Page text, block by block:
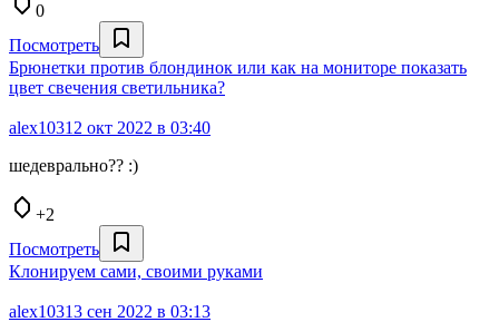
0
Посмотреть
Брюнетки против блондинок или как на мониторе показать
цвет свечения светильника?
alex10312 окт 2022 в 03:40
шедеврально?? :)
+2
Посмотреть
Клонируем сами, своими руками
alex10313 сен 2022 в 03:13